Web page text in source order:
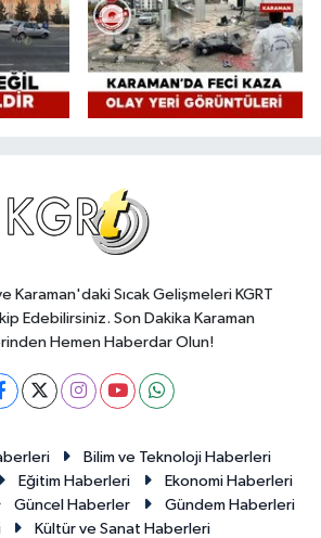
Karaman'daki Sıcak Gelişmeleri KGRT
Edebilirsiniz. Son Dakika Karaman
Hemen Haberdar Olun!
Bilim ve Teknoloji Haberleri
Eğitim Haberleri
Ekonomi Haberleri
Güncel Haberler
Gündem Haberleri
Kültür ve Sanat Haberleri